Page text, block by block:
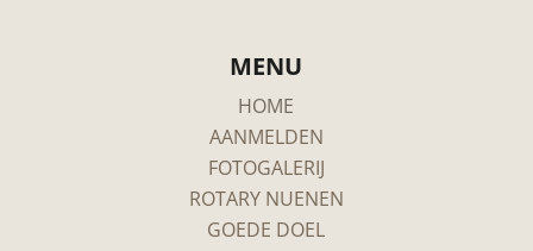
MENU
HOME
AANMELDEN
FOTOGALERIJ
ROTARY NUENEN
GOEDE DOEL